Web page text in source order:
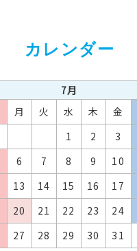
カレンダー
7月
月 火 水 木 金
1
2 3
6 7 8 9 10
13 14 15 16 17
20 21 22 23 24
27 28 29 30 31